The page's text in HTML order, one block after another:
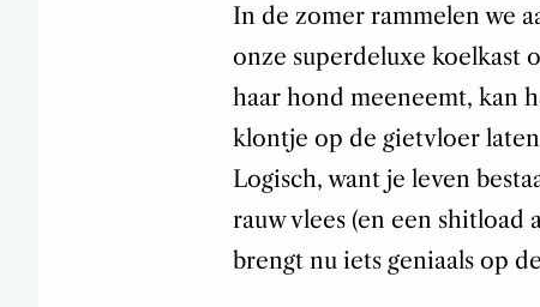
In de zomer rammelen we
onze superdeluxe koelkast
haar hond meeneemt, kan
klontje op de gietvloer
Logisch, want je leven
rauw vlees (en een shitload
brengt nu iets geniaals op